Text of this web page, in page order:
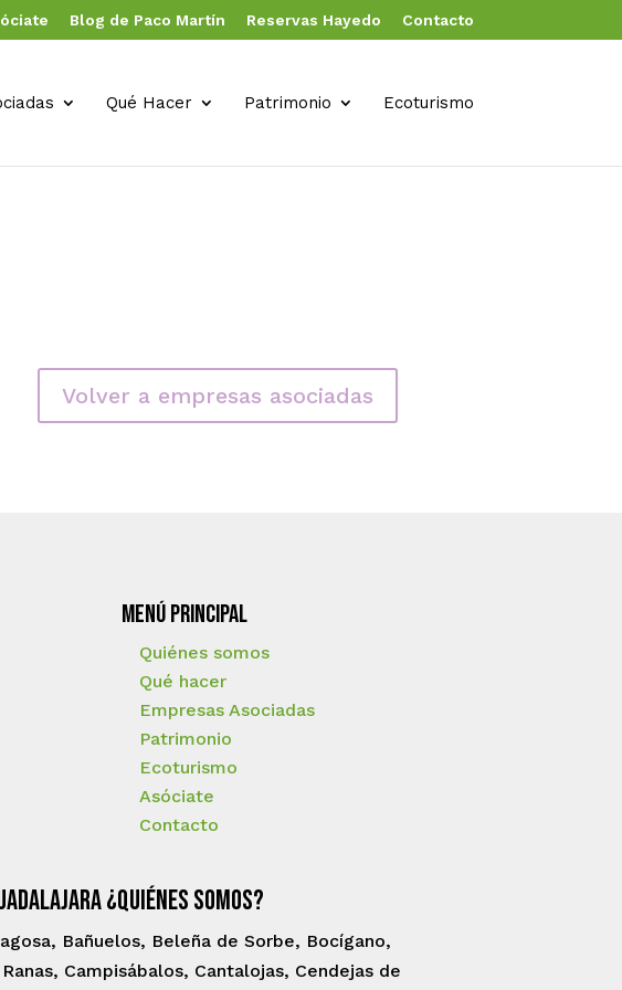
Blog de Paco Martín Reservas Hayedo Contacto
Qué Hacer Patrimonio Ecoturismo
Volver a empresas asociadas
Menú principal
Quiénes somos
Qué hacer
Empresas Asociadas
Patrimonio
Ecoturismo
Asóciate
Contacto
¿Quiénes somos?
Bañuelos, Beleña de Sorbe, Bocígano,
Campisábalos, Cantalojas, Cendejas de